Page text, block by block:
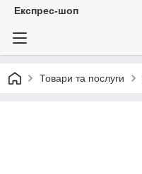
Експрес-шоп
Товари та послуги